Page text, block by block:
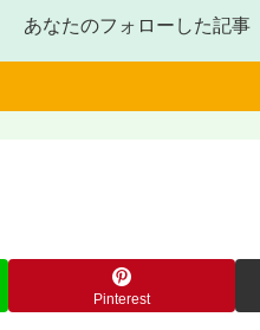
あなたのフォローした記事
Pinterest